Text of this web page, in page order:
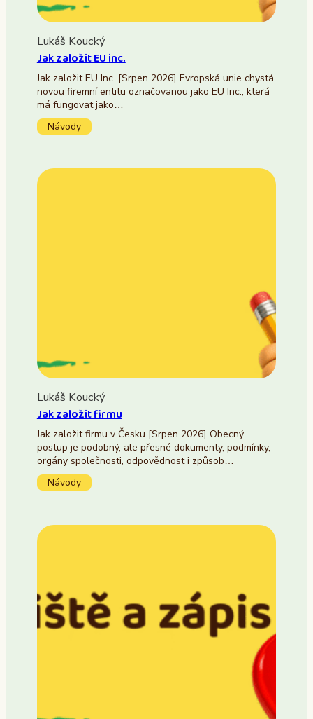
Lukáš Koucký
Jak založit EU inc.
Jak založit EU Inc. [Srpen 2026] Evropská unie chystá
novou firemní entitu označovanou jako EU Inc., která
má fungovat jako…
Návody
Lukáš Koucký
Jak založit firmu
Jak založit firmu v Česku [Srpen 2026] Obecný
postup je podobný, ale přesné dokumenty, podmínky,
orgány společnosti, odpovědnost i způsob…
Návody